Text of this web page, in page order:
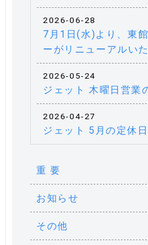
2026-06-28
7月1日(水)より、東
ーがリニューアルい
2026-05-24
ジェット 木曜日営業
2026-04-27
ジェット 5月の定休
重 要
お知らせ
その他